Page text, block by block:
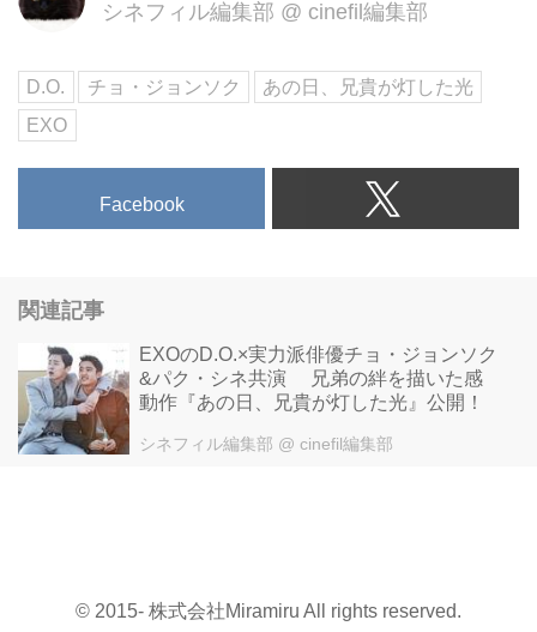
シネフィル編集部 @ cinefil編集部
D.O. チョ・ジョンソク
あの日、兄貴が灯した光
EXO
Facebook
関連記事
EXOのD.O.×実力派俳優チョ・ジョンソク
&パク・シネ共演 兄弟の絆を描いた感
動作『あの日、兄貴が灯した光』公開！
シネフィル編集部 @ cinefil編集部
© 2015- 株式会社Miramiru All rights reserved.